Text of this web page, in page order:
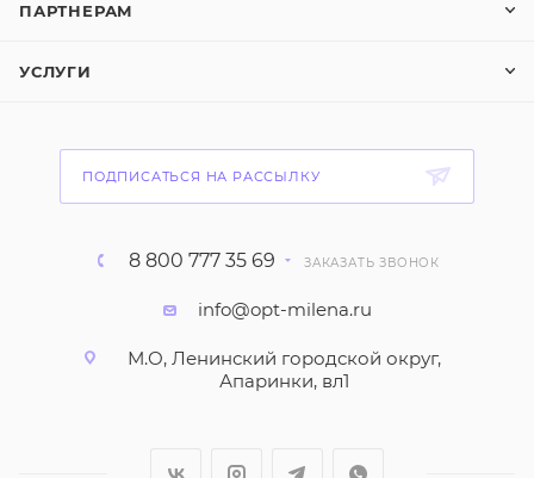
ПАРТНЕРАМ
УСЛУГИ
ПОДПИСАТЬСЯ НА РАССЫЛКУ
8 800 777 35 69 ЗАКАЗАТЬ ЗВОНОК
info@opt-milena.ru
М.О, Ленинский городской округ,
Апаринки, вл1